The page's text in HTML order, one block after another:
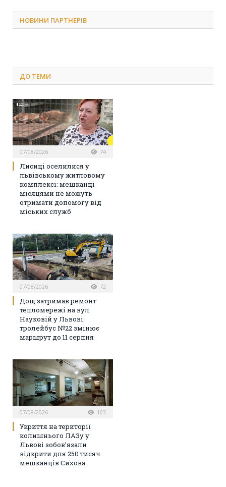
НОВИНИ ПАРТНЕРІВ
ДО ТЕМИ
07/08/2026 74
Лисиці оселилися у
львівському житловому
комплексі: мешканці
місяцями не можуть
отримати допомогу від
міських служб
07/08/2026 72
Дощ затримав ремонт
тепломережі на вул.
Науковій у Львові:
тролейбус №22 змінює
маршрут до 11 серпня
07/08/2026 103
Укриття на території
колишнього ЛАЗу у
Львові зобов’язали
відкрити для 250 тисяч
мешканців Сихова